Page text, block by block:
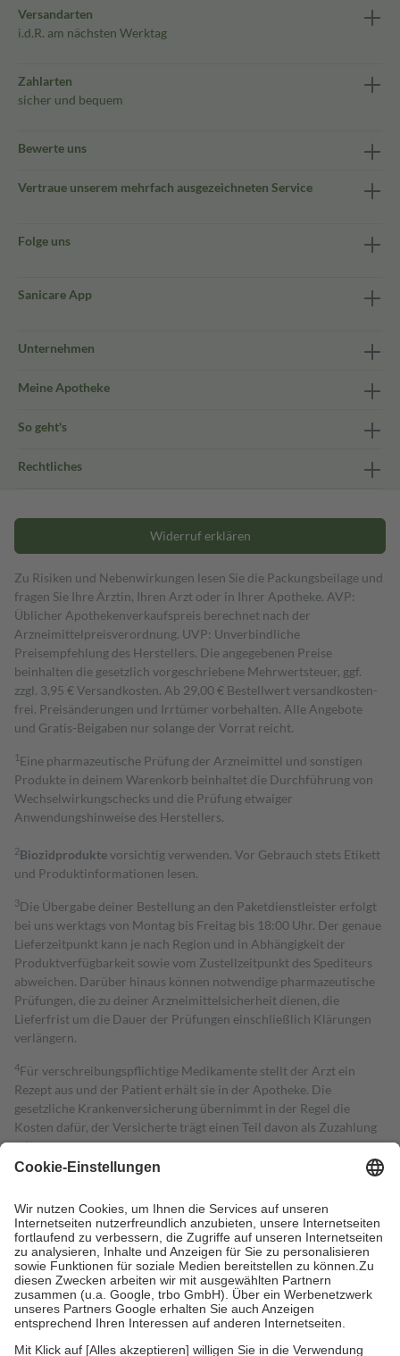
Versandarten
i.d.R. am nächsten Werktag
Zahlarten
sicher und bequem
Bewerte uns
Vertraue unserem mehrfach ausgezeichneten Service
Folge uns
Sanicare App
Unternehmen
Meine Apotheke
So geht's
Rechtliches
Widerruf erklären
Zu Risiken und Nebenwirkungen lesen Sie die Packungsbeilage und
fragen Sie Ihre Ärztin, Ihren Arzt oder in Ihrer Apotheke. AVP:
Üblicher Apothekenverkaufspreis berechnet nach der
Arzneimittelpreisverordnung. UVP: Unverbindliche
Preisempfehlung des Herstellers. Die angegebenen Preise
beinhalten die gesetzlich vorgeschriebene Mehrwertsteuer, ggf.
zzgl. 3,95 € Versandkosten. Ab 29,00 € Bestell­wert versand­kosten­
frei. Preisänderungen und Irrtümer vorbehalten. Alle Angebote
und Gratis-Beigaben nur solange der Vorrat reicht.
1 Eine pharmazeutische Prüfung der Arzneimittel und sonstigen
Produkte in deinem Warenkorb beinhaltet die Durchführung von
Wechselwirkungschecks und die Prüfung etwaiger
Anwendungshinweise des Herstellers.
2Biozidproduktevorsichtig verwenden. Vor Gebrauch stets Etikett
und Produktinformationen lesen.
3Die Übergabe deiner Bestellung an den Paketdienstleister erfolgt
bei uns werktags von Montag bis Freitag bis 18:00 Uhr. Der genaue
Lieferzeitpunkt kann je nach Region und in Abhängigkeit der
Produktverfügbarkeit sowie vom Zustellzeitpunkt des Spediteurs
abweichen. Darüber hinaus können notwendige pharmazeutische
Prüfungen, die zu deiner Arzneimittelsicherheit dienen, die
Lieferfrist um die Dauer der Prüfungen einschließlich Klärungen
verlängern.
4Für verschreibungspflichtige Medikamente stellt der Arzt ein
Rezept aus und der Patient erhält sie in der Apotheke. Die
gesetzliche Krankenversicherung übernimmt in der Regel die
Kosten dafür, der Versicherte trägt einen Teil davon als Zuzahlung
mit.
Grundsätzlich leisten Mitglieder Zuzahlungen in Höhe von zehn
höchstens zehn Euro.
Es sind jedoch nie mehr als die tatsächlichen
Kosten der Leistung zu entrichten.
Diese Regeln gelten grundsätzlich auch für Online-Apotheken.
Bei Heilmitteln und häuslicher Krankenpflege beträgt die
Zuzahlung zehn Prozent der Kosten sowie zehn Euro je
Verordnung.
Um das Engagement der Versicherten für ihre eigene Gesundheit zu
stärken und die besondere Stellung der Familie zu unterstützen,
fallenkeine Zuzahlungenan bei: